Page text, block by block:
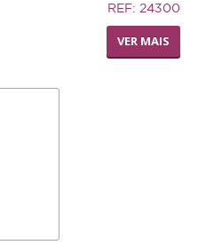
REF: 24300
VER MAIS